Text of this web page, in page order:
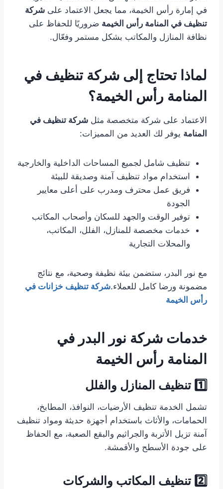
في إمارة رأس الخيمة، مما يجعل الاعتماد على شركة
تنظيف في المنامة رأس الخيمة ضروريًا للحفاظ على
نظافة المنازل والمكاتب بشكل مستمر وفعّال.
لماذا تحتاج إلى شركة تنظيف في
المنامة رأس الخيمة؟
الاعتماد على شركة متخصصة مثل شركة تنظيف في
المنامة يوفر لك العديد من المميزات:
تنظيف شامل لجميع المساحات الداخلية والخارجية
استخدام مواد تنظيف آمنة وصديقة للبيئة
فريق عمل محترف ومدرب على أعلى معايير
الجودة
توفير الوقت والجهد للسكان وأصحاب المكاتب
خدمات مخصصة للمنازل، الفلل، المكاتب،
والمحلات التجارية
مع نور البدر، ستضمن بيئة نظيفة وصحية، مع نتائج
مضمونة ورضا كامل للعملاء.شركة تنظيف خزانات في
رأس الخيمة
خدمات شركة نور البدر في
المنامة رأس الخيمة
1️⃣ تنظيف المنازل والفلل
تشمل الخدمة تنظيف الأرضيات، النوافذ، المطابخ،
الحمامات، والأثاث باستخدام أجهزة حديثة ومواد تنظيف
آمنة تزيل الأتربة والجراثيم والبقع الصعبة، مع الحفاظ
على جودة الأسطح والأقمشة.
2️⃣ تنظيف المكاتب والشركات